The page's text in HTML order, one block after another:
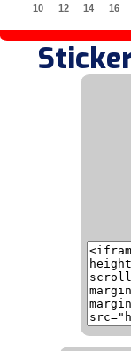
10 12 14 16